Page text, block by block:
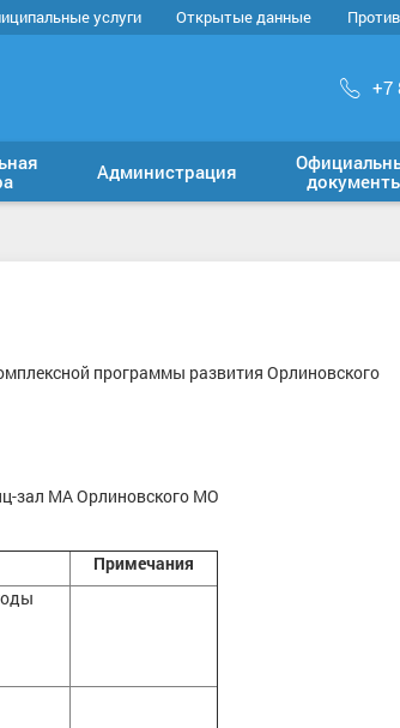
услуги Открытые данные
+7
Администрация
программы развития Орлиновского
зал МА Орлиновского МО
Примечания